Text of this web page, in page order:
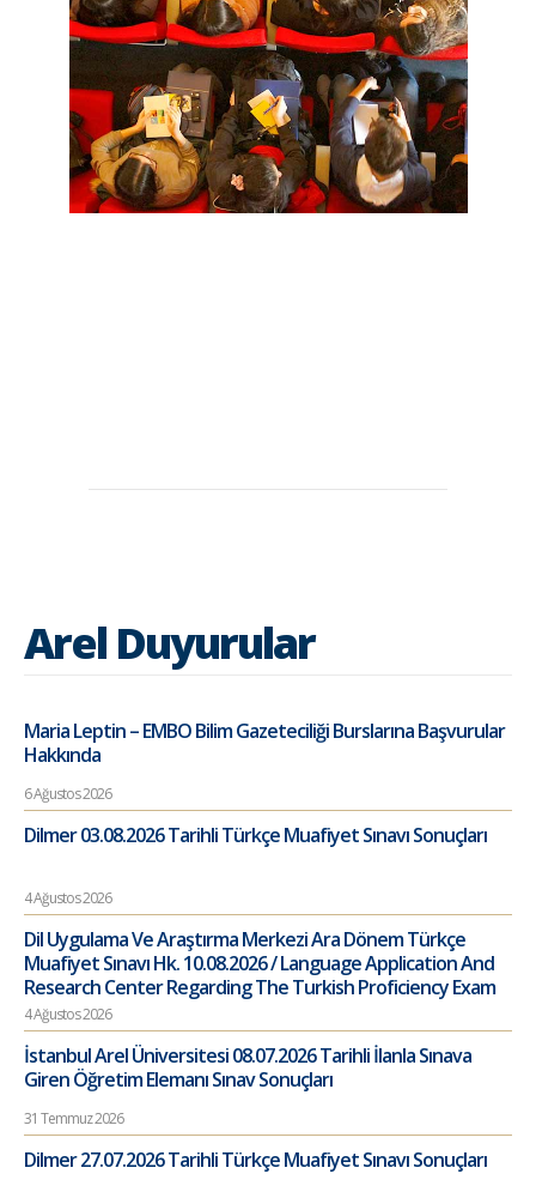
Arel Duyurular
Maria Leptin – EMBO Bilim Gazeteciliği Burslarına Başvurular
Hakkında
6 Ağustos 2026
Dilmer 03.08.2026 Tarihli Türkçe Muafiyet Sınavı Sonuçları
4 Ağustos 2026
Dil Uygulama Ve Araştırma Merkezi Ara Dönem Türkçe
Muafiyet Sınavı Hk. 10.08.2026 / Language Application And
Research Center Regarding The Turkish Proficiency Exam
4 Ağustos 2026
İstanbul Arel Üniversitesi 08.07.2026 Tarihli İlanla Sınava
Giren Öğretim Elemanı Sınav Sonuçları
31 Temmuz 2026
Dilmer 27.07.2026 Tarihli Türkçe Muafiyet Sınavı Sonuçları